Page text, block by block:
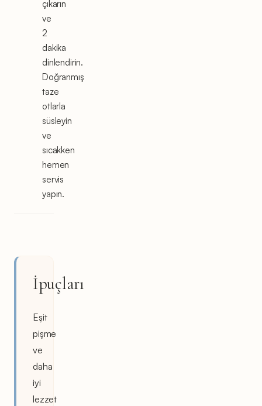
çıkarın
ve
2
dakika
dinlendirin.
Doğranmış
taze
otlarla
süsleyin
ve
sıcakken
hemen
servis
yapın.
İpuçları
Eşit
pişme
ve
daha
iyi
lezzet